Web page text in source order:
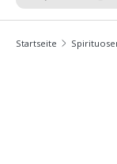
Startseite